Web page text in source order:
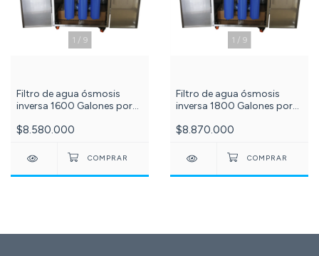
1 / 9
Filtro de agua ósmosis
inversa 1600 Galones por
25w en Gabinete de Acero
$8.580.000
1 / 9
Filtro de agua ósmosis
inversa 1800 Galones por
25w en gabinete de acero
$8.870.000